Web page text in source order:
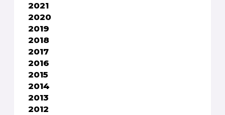
2021
2020
2019
2018
2017
2016
2015
2014
2013
2012